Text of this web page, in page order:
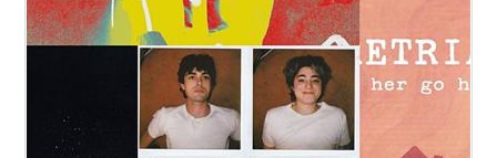
Gofishトリオと柴田聡子として
かしぶち哲郎 トリビュート・
アルバム~ハバロフスクを訪ね
て (V.A.(ムーンライダーズ、
細野晴臣、矢野顕子、他) )